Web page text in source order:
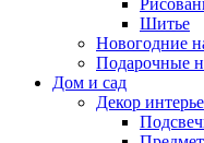
Шитье
Новогодние
Подарочные
Дом и сад
Декор